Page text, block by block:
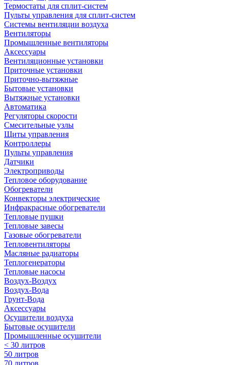
Термостаты для сплит-систем
Пульты управления для сплит-систем
Системы вентиляции воздуха
Вентиляторы
Промышленные вентиляторы
Аксессуары
Вентиляционные установки
Приточные установки
Приточно-вытяжные
Бытовые установки
Вытяжные установки
Автоматика
Регуляторы скорости
Смесительные узлы
Щиты управления
Контроллеры
Пульты управления
Датчики
Электроприводы
Тепловое оборудование
Обогреватели
Конвекторы электрические
Инфракрасные обогреватели
Тепловые пушки
Тепловые завесы
Газовые обогреватели
Тепловентиляторы
Масляные радиаторы
Теплогенераторы
Тепловые насосы
Воздух-Воздух
Воздух-Вода
Грунт-Вода
Аксессуары
Осушители воздуха
Бытовые осушители
Промышленные осушители
< 30 литров
50 литров
70 литров